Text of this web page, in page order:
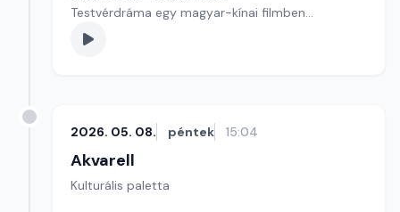
Testvérdráma egy magyar-kínai filmben
szerkesztő: Szentimrei Kristóf
2026. 05. 08. péntek 15:04
Akvarell
Kulturális paletta